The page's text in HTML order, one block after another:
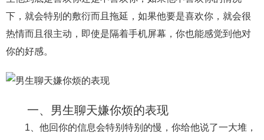
十二生肖
异地恋
挽回老公 产检 家庭暴力 孕中期
下，就会特别的敷衍而且拖延，如果他要是喜欢你，就会很
热情而且很主动，即使是隔着手机屏幕，你也能感觉到他对
你的好感。
一、男生聊天嫌你烦的表现
1、他回你的信息会特别特别的慢，你给他说了一大堆，